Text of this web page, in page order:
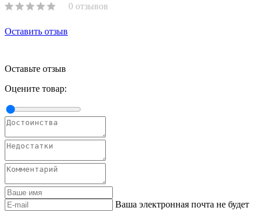
0 отзывов
Оставить отзыв
Оставьте отзыв
Оцените товар:
Ваша электронная почта не будет